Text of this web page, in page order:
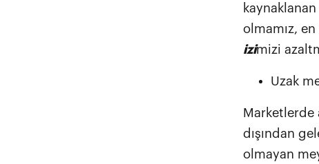
olmamız,
izimizi
Uzak
Marketlerde
dışından
olmayan